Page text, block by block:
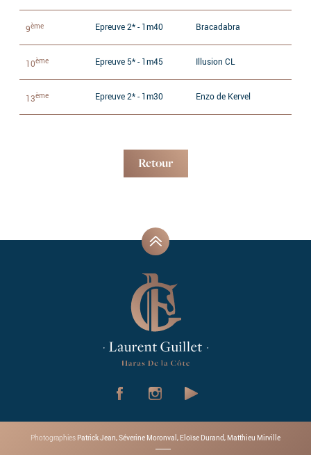
9ème Epreuve 2* - 1m40 Bracadabra
10ème Epreuve 5* - 1m45 Illusion CL
13ème Epreuve 2* - 1m30 Enzo de Kervel
Retour
Photographies Patrick Jean, Séverine Moronval, Eloïse Durand, Matthieu Mirville